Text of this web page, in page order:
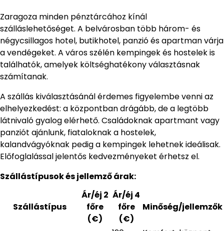
Zaragoza minden pénztárcához kínál
szálláslehetőséget. A belvárosban több három- és
négycsillagos hotel, butikhotel, panzió és apartman várja
a vendégeket. A város szélén kempingek és hostelek is
találhatók, amelyek költséghatékony választásnak
számítanak.
A szállás kiválasztásánál érdemes figyelembe venni az
elhelyezkedést: a központban drágább, de a legtöbb
látnivaló gyalog elérhető. Családoknak apartmant vagy
panziót ajánlunk, fiataloknak a hostelek,
kalandvágyóknak pedig a kempingek lehetnek ideálisak.
Előfoglalással jelentős kedvezményeket érhetsz el.
Szállástípusok és jellemző árak:
Szállástípus
Ár/éj 2
főre
(€)
Ár/éj 4
főre
(€)
Minőség/jellemzők